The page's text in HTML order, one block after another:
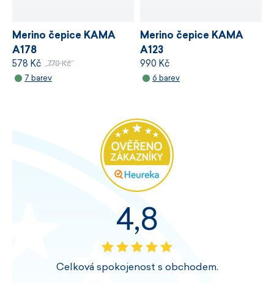
Merino čepice KAMA
A178
578 Kč 770 Kč
7 barev
Merino čepice KAMA
A123
990 Kč
6 barev
4,8
Celková spokojenost s obchodem.